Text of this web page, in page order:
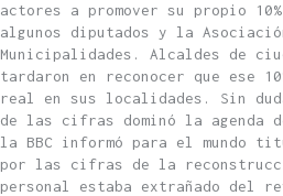
actores a promover su propio
algunos diputados y la
Municipalidades. Alcaldes de
tardaron en reconocer que ese
real en sus localidades. Sin
de las cifras dominó la agenda
la BBC informó para el mundo
por las cifras de la
personal estaba extrañado del